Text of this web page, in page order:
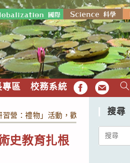
專區 校務系統 FB EMAIL
營：禮物」活動，歡迎師生踴躍報名
史教育扎根
搜尋
Search